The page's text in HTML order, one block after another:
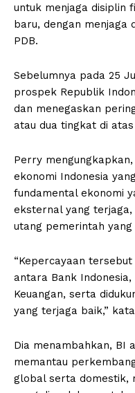
untuk menjaga disiplin
baru, dengan menjaga
PDB.
Sebelumnya pada 25
prospek Republik
dan menegaskan
atau dua tingkat di
Perry
ekonomi Indonesia
fundamental ekonomi
eksternal yang
utang pemerintah yang
“Kepercayaan
antara Bank
Keuangan, serta
yang terjaga baik,”
Dia menambahkan, BI
memantau
global serta domestik,